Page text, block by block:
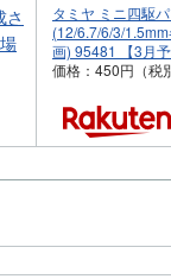
タミヤ ミニ四駆
(12/6.7/6/3/
画) 95481 【3月
価格：450円（税